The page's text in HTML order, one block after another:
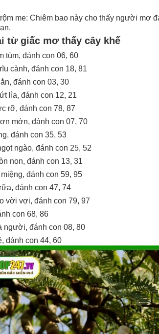
me: Chiêm bao này cho thấy người mơ
từ giấc mơ thấy cây khế
tùm, đánh con 06, 60
cành, đánh con 18, 81
đánh con 03, 30
lìa, đánh con 12, 21
rỡ, đánh con 78, 87
mởn, đánh con 07, 70
đánh con 35, 53
ngào, đánh con 25, 52
non, đánh con 13, 31
đánh con 59, 95
đánh con 47, 74
vời vợi, đánh con 79, 97
con 68, 86
người, đánh con 08, 80
đánh con 44, 60